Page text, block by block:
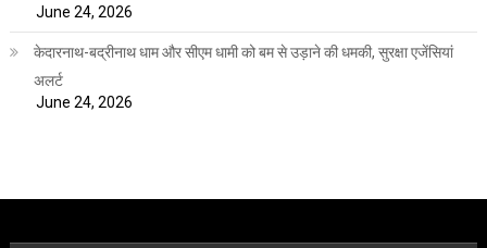
June 24, 2026
केदारनाथ-बद्रीनाथ धाम और सीएम धामी को बम से उड़ाने की धमकी, सुरक्षा एजेंसियां
अलर्ट
June 24, 2026